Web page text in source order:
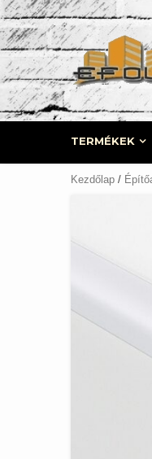
Skip
to
content
TERMÉKEK
Kezdőlap /